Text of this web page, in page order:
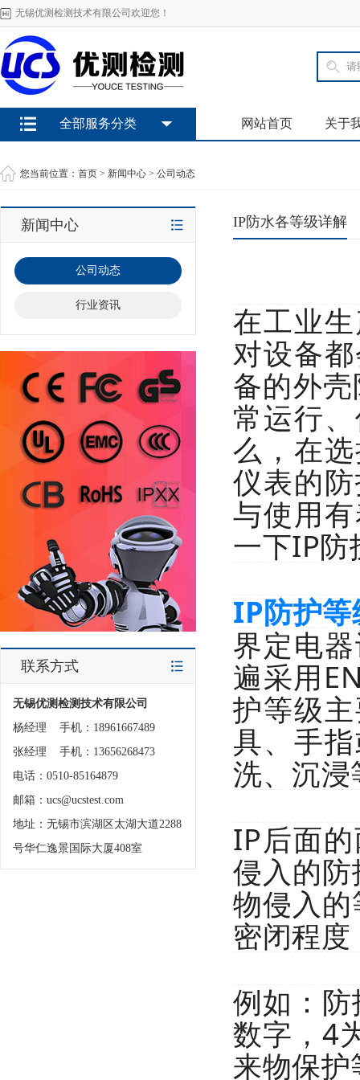
无锡优测检测技术有限公司欢迎您！
网站首页 关于
全部服务分类
您当前位置： 首页 > 新闻中心 > 公司动态
新闻中心
公司动态
行业资讯
联系方式
无锡优测检测技术有限公司
杨经理 手机：18961667489
张经理 手机：13656268473
电话：0510-85164879
邮箱：ucs@ucstest.com
地址：无锡市滨湖区太湖大道2288
号华仁逸景国际大厦408室
IP防水各等级详解
在工业
对设备
备的外
常运行
么，在
仪表的
与使用
一下IP防
IP防护
界定电
遍采用
护等级
具、手
洗、沉
IP后面
侵入的
物侵入
密闭程
例如：
数字，4
来物保